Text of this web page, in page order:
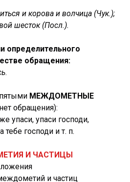
и корова и волчица (Чук.);
шесток (Посл.).
определительного
обращения:
.
МЕЖДОМЕТНЫЕ
обращения):
упаси, упаси господи,
тебе господи и т. п.
И ЧАСТИЦЫ
и частиц